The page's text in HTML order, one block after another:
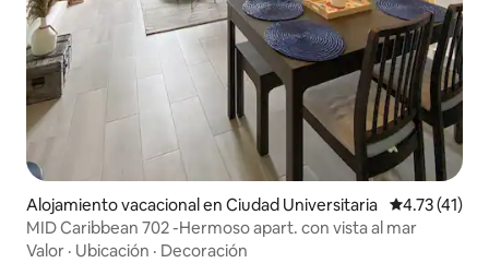
Alojamiento vacacional en Ciudad Universitaria Calificación
4.73 (41)
MID Caribbean 702 -Hermoso apart. con vista al mar
Valor · Ubicación · Decoración